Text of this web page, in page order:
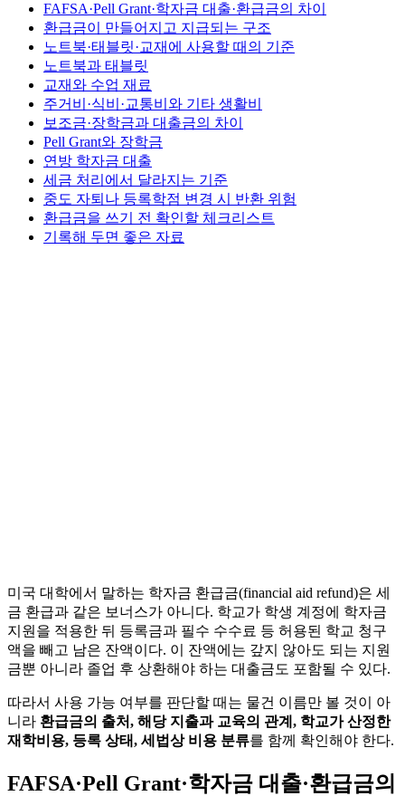
FAFSA·Pell Grant·학자금 대출·환급금의 차이
환급금이 만들어지고 지급되는 구조
노트북·태블릿·교재에 사용할 때의 기준
노트북과 태블릿
교재와 수업 재료
주거비·식비·교통비와 기타 생활비
보조금·장학금과 대출금의 차이
Pell Grant와 장학금
연방 학자금 대출
세금 처리에서 달라지는 기준
중도 자퇴나 등록학점 변경 시 반환 위험
환급금을 쓰기 전 확인할 체크리스트
기록해 두면 좋은 자료
미국 대학에서 말하는 학자금 환급금(financial aid refund)은 세
금 환급과 같은 보너스가 아니다. 학교가 학생 계정에 학자금
지원을 적용한 뒤 등록금과 필수 수수료 등 허용된 학교 청구
액을 빼고 남은 잔액이다. 이 잔액에는 갚지 않아도 되는 지원
금뿐 아니라 졸업 후 상환해야 하는 대출금도 포함될 수 있다.
따라서 사용 가능 여부를 판단할 때는 물건 이름만 볼 것이 아
니라 환급금의 출처, 해당 지출과 교육의 관계, 학교가 산정한
재학비용, 등록 상태, 세법상 비용 분류를 함께 확인해야 한다.
FAFSA·Pell Grant·학자금 대출·환급금의